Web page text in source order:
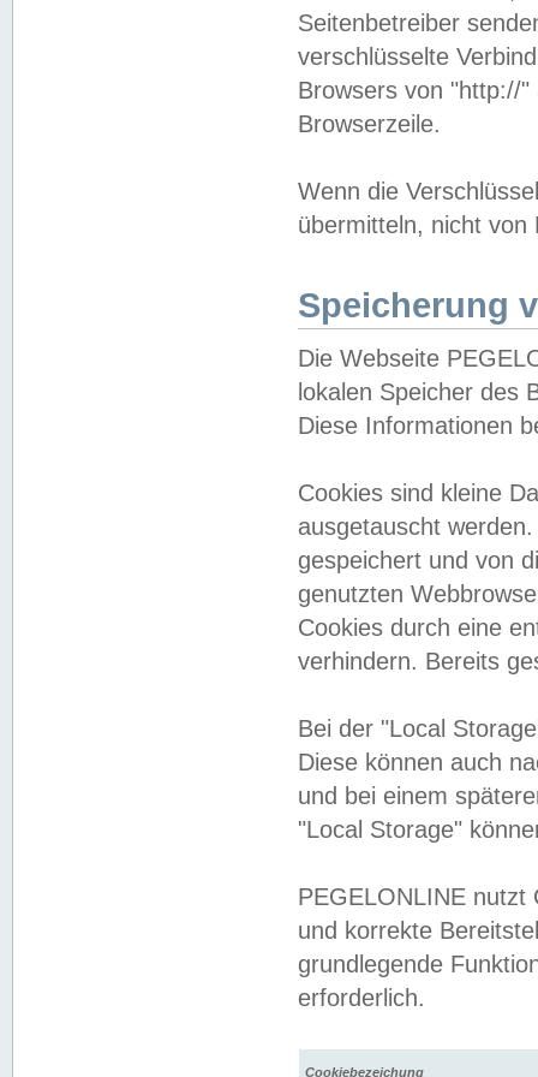
Seitenbetreiber
verschlüsselte
Browsers von "http://
Browserzeile.
Wenn die
übermitteln, nicht von
Speicherung
Die Webseite
lokalen Speicher des
Diese Informationen
Cookies sind kleine
ausgetauscht
gespeichert und von
genutzten
Cookies durch eine
verhindern. Bereits
Bei der "Local
Diese können auch
und bei einem
"Local Storage"
PEGELONLINE nutzt
und korrekte
grundlegende
erforderlich.
Cookiebezeichung